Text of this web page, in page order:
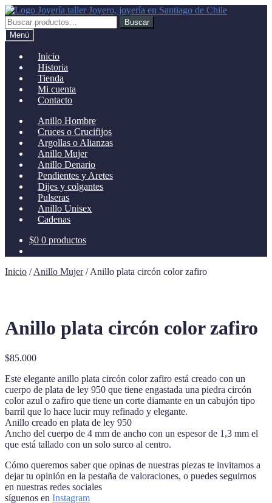
Ir
a
la
navegación
Ir
al
contenido
Buscar
por:
Buscar
Menú
Inicio
Historia
Tienda
Mi cuenta
Contacto
Anillo Hombre
Cruces o Crucifijos
Argollas o Alianzas
Anillo Mujer
Anillo Denario
Pendientes y Aretes
Dijes y colgantes
Pulseras
Anillo Unisex
Cadenas
$0 0 productos
Inicio /Anillo Mujer/Anillo plata circón color zafiro
Anillo plata circón color zafiro
$85.000
Este elegante anillo plata circón color zafiro está creado con un
cuerpo de plata de ley 950 que tiene engastada una piedra circón
color azul o zafiro que tiene un corte diamante en un cabujón tipo
barril que lo hace lucir muy refinado y elegante.
Anillo creado en plata de ley 950
Ancho del cuerpo de 4 mm de ancho con un espesor de 1,3 mm el
que está tallado con un solo surco al centro.
Cómo queremos saber que opinas de nuestras piezas te invitamos a
dejar tu opinión en la pestaña de valoraciones, o puedes seguirnos
en nuestras redes sociales
síguenos en Instagram